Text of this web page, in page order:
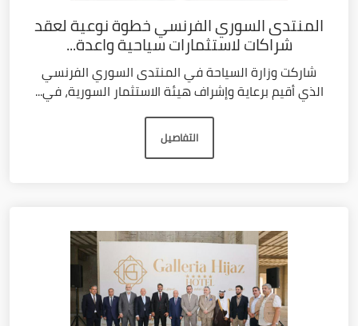
المنتدى السوري الفرنسي خطوة نوعية لعقد
شراكات لاستثمارات سياحية واعدة...
شاركت وزارة السياحة في المنتدى السوري الفرنسي
الذي أقيم برعاية وإشراف هيئة الاستثمار السورية، في...
التفاصيل